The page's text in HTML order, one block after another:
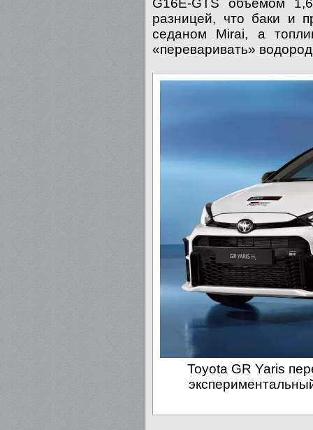
G16E-GTS объемом
разницей, что баки и
седаном Mirai, а
«переваривать»
Toyota GR Yaris